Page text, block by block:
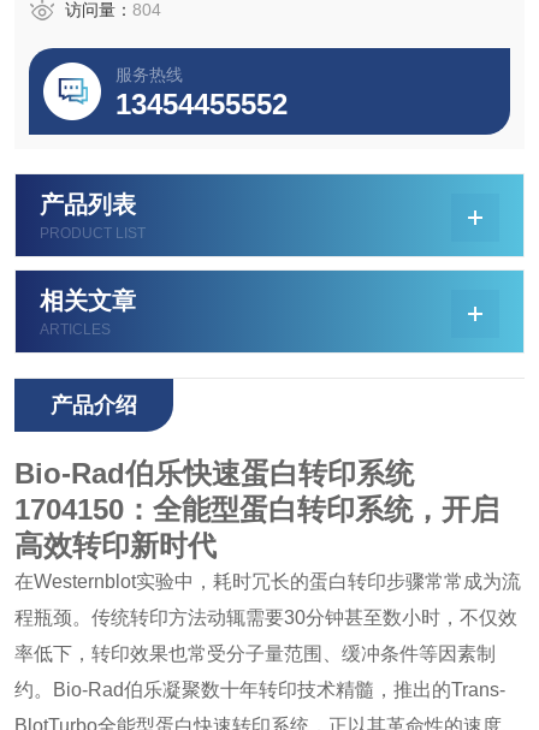
访问量： 804
服务热线
13454455552
产品列表
PRODUCT LIST
相关文章
ARTICLES
产品介绍
Bio-Rad伯乐快速蛋白转印系统
1704150：全能型蛋白转印系统，开启
高效转印新时代
在Westernblot实验中，耗时冗长的蛋白转印步骤常常成为流
程瓶颈。传统转印方法动辄需要30分钟甚至数小时，不仅效
率低下，转印效果也常受分子量范围、缓冲条件等因素制
约。Bio-Rad伯乐凝聚数十年转印技术精髓，推出的Trans-
BlotTurbo全能型蛋白快速转印系统，正以其革命性的速度、